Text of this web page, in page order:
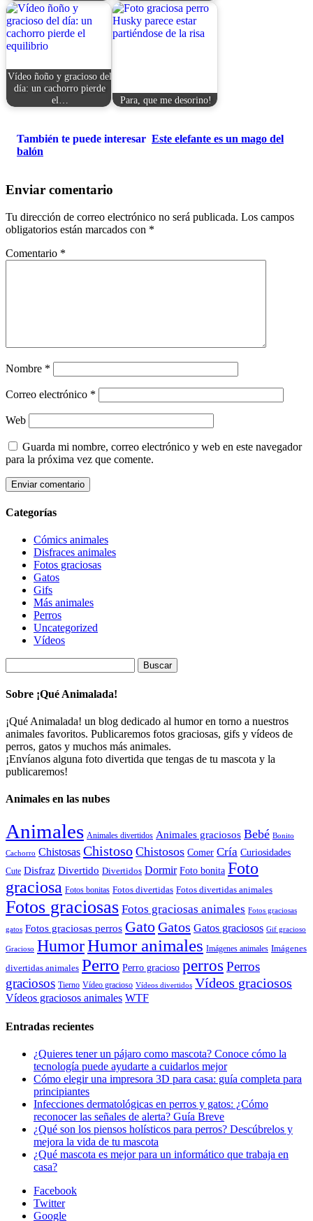
Vídeo ñoño y gracioso del
día: un cachorro pierde
el…
Para, que me desorino!
También te puede interesar Este elefante es un mago del
balón
Enviar comentario
Tu dirección de correo electrónico no será publicada. Los campos
obligatorios están marcados con *
Comentario *
Nombre *
Correo electrónico *
Web
Guarda mi nombre, correo electrónico y web en este navegador
para la próxima vez que comente.
Categorías
Cómics animales
Disfraces animales
Fotos graciosas
Gatos
Gifs
Más animales
Perros
Uncategorized
Vídeos
Sobre ¡Qué Animalada!
¡Qué Animalada! un blog dedicado al humor en torno a nuestros
animales favoritos. Publicaremos fotos graciosas, gifs y vídeos de
perros, gatos y muchos más animales.
¡Envíanos alguna foto divertida que tengas de tu mascota y la
publicaremos!
Animales en las nubes
Animales Animales divertidos Animales graciosos Bebé Bonito
Cachorro Chistosas Chistoso Chistosos Comer Cría Curiosidades
Cute Disfraz Divertido Divertidos Dormir Foto bonita Foto
graciosa Fotos bonitas Fotos divertidas Fotos divertidas animales
Fotos graciosas Fotos graciosas animales Fotos graciosas
gatos Fotos graciosas perros GatoGatos Gatos graciosos Gif gracioso
Gracioso HumorHumor animales Imágenes animales Imágenes
divertidas animales Perro Perro gracioso perros Perros
graciosos Tierno Vídeo gracioso Vídeos divertidos Vídeos graciosos
Vídeos graciosos animales WTF
Entradas recientes
¿Quieres tener un pájaro como mascota? Conoce cómo la
tecnología puede ayudarte a cuidarlos mejor
Cómo elegir una impresora 3D para casa: guía completa para
principiantes
Infecciones dermatológicas en perros y gatos: ¿Cómo
reconocer las señales de alerta? Guía Breve
¿Qué son los piensos holísticos para perros? Descúbrelos y
mejora la vida de tu mascota
¿Qué mascota es mejor para un informático que trabaja en
casa?
Facebook
Twitter
Google